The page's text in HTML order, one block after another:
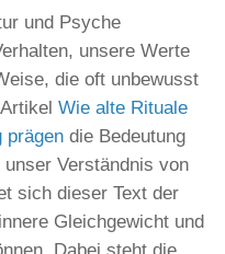
und Psyche
unsere Werte
die oft unbewusst
Wie alte Rituale
prägen die Bedeutung
Verständnis von
sich dieser Text der
Gleichgewicht und
Dabei steht die